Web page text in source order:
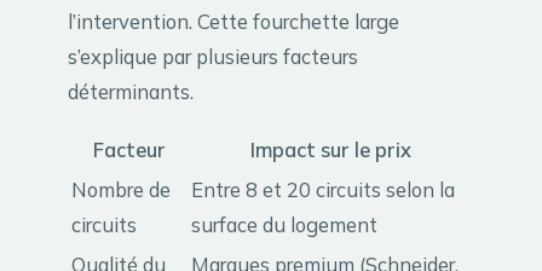
l’intervention. Cette fourchette large
s’explique par plusieurs facteurs
déterminants.
Facteur
Impact sur le prix
Nombre de
circuits
Entre 8 et 20 circuits selon la
surface du logement
Qualité du
Marques premium (Schneider,